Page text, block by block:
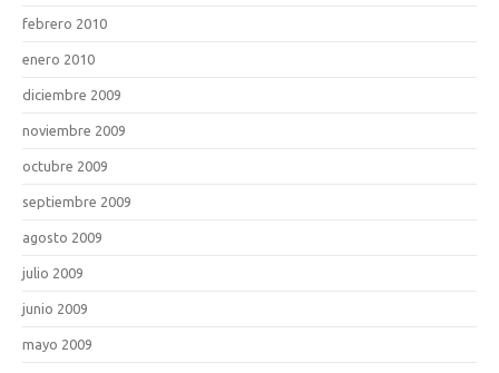
febrero 2010
enero 2010
diciembre 2009
noviembre 2009
octubre 2009
septiembre 2009
agosto 2009
julio 2009
junio 2009
mayo 2009